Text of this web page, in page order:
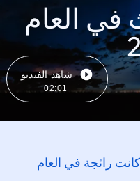
في العام
شاهد الفيديو
02:01
رائجة في العام